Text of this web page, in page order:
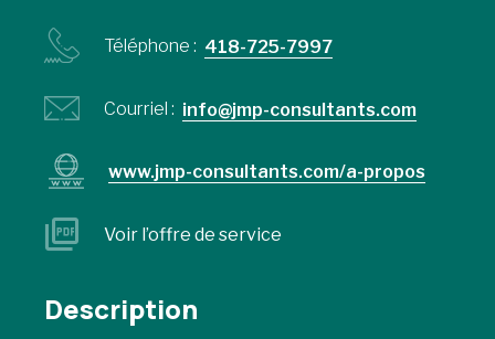
Téléphone : 418-725-7997
Courriel : info@jmp-consultants.com
www.jmp-consultants.com/a-propos
Voir l’offre de service
Description